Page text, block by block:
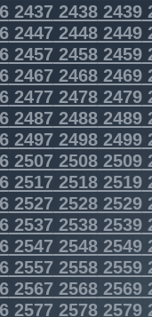
243724382439
244724482449
245724582459
246724682469
247724782479
248724882489
249724982499
250725082509
251725182519
252725282529
253725382539
254725482549
255725582559
2567 25682569
2577 25782579